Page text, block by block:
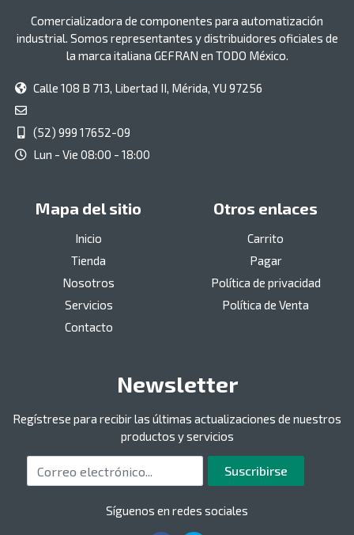
Comercializadora de componentes para automatización
industrial. Somos representantes y distribuidores oficiales de
la marca italiana GEFRAN en TODO México.
Calle 108 B 713, Libertad II, Mérida, YU 97256
(52) 999 17652-09
Lun - Vie 08:00 - 18:00
Mapa del sitio
Inicio
Tienda
Nosotros
Servicios
Contacto
Otros enlaces
Carrito
Pagar
Política de privacidad
Política de Venta
Newsletter
Regístrese para recibir las últimas actualizaciones de nuestros
productos y servicios
Correo electrónico Suscribirse
Síguenos en redes sociales